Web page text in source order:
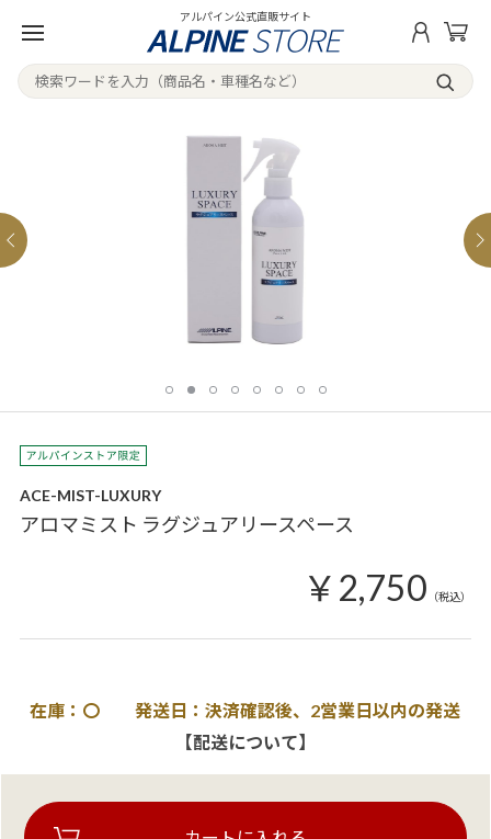
アルパイン公式直販サイト
ACE-MIST-LUXURY
アロマミスト ラグジュアリースペース
￥2,750 （税込）
在庫：〇 発送日：決済確認後、2営業日以内の発送
【配送について】